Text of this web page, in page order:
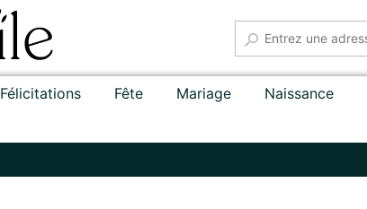
Félicitations Fête Mariage Naissance